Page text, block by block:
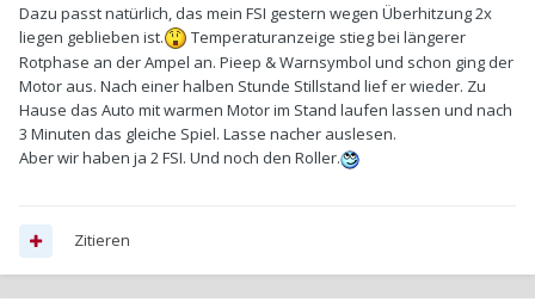
Dazu passt natürlich, das mein FSI gestern wegen Überhitzung 2x
liegen geblieben ist.
Temperaturanzeige stieg bei längerer
Rotphase an der Ampel an. Pieep & Warnsymbol und schon ging der
Motor aus. Nach einer halben Stunde Stillstand lief er wieder. Zu
Hause das Auto mit warmen Motor im Stand laufen lassen und nach
3 Minuten das gleiche Spiel. Lasse nacher auslesen.
Aber wir haben ja 2 FSI. Und noch den Roller.
Zitieren